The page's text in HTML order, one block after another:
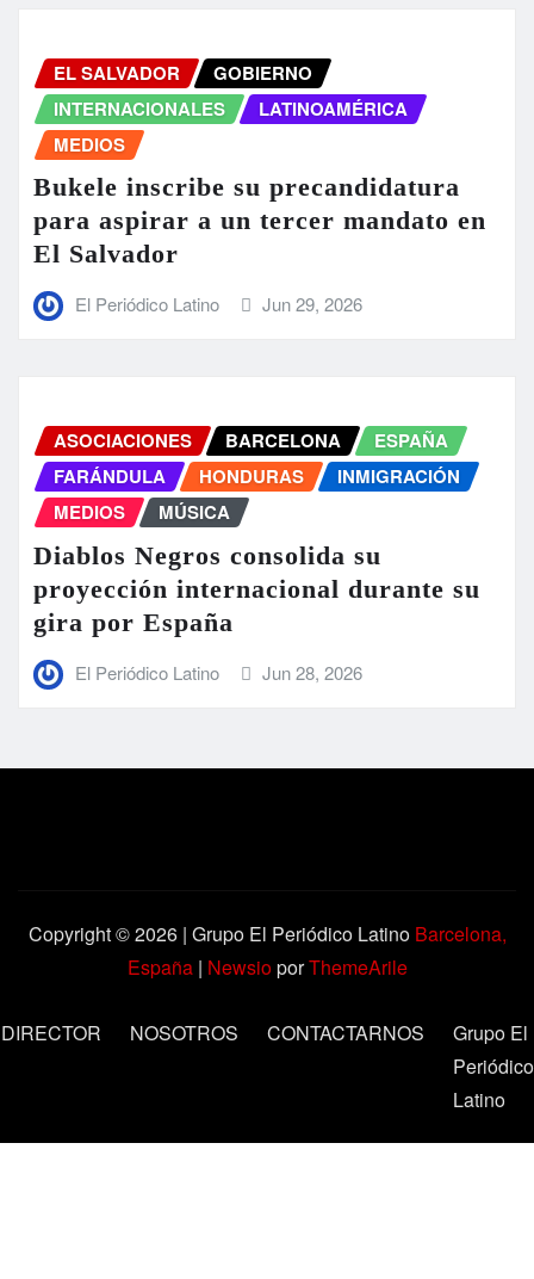
EL SALVADOR
GOBIERNO
INTERNACIONALES
LATINOAMÉRICA
MEDIOS
Bukele inscribe su precandidatura
para aspirar a un tercer mandato en
El Salvador
El Periódico Latino Jun 29, 2026
ASOCIACIONES BARCELONA
ESPAÑA
FARÁNDULA
HONDURAS
INMIGRACIÓN
MEDIOS
MÚSICA
Diablos Negros consolida su
proyección internacional durante su
gira por España
El Periódico Latino Jun 28, 2026
Copyright © 2026 | Grupo El Periódico Latino Barcelona,
España | NewsioporThemeArile
DIRECTOR NOSOTROS CONTACTARNOS
Grupo El
Periódico
Latino